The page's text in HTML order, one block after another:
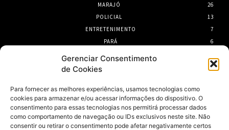
Gerenciar Consentimento
de Cookies
Para fornecer as melhores experiências, usamos tecnologias como
cookies para armazenar e/ou acessar informações do dispositivo. O
consentimento para essas tecnologias nos permitirá processar dados
como comportamento de navegação ou IDs exclusivos neste site. Não
consentir ou retirar o consentimento pode afetar negativamente certos
MARAJÓ
26
POLICIAL
13
ENTRETENIMENTO
7
PARÁ
6
- Publicidade -